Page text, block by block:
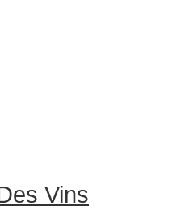
Vins